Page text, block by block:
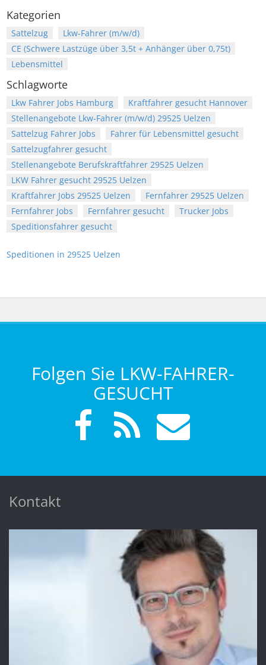
Kategorien
Sattelzug
Lkw-Fahrer (m/w/d)
CE (Schwere Lastzüge über 3,5t + Anhänger über 0,75t)
Lebensmittel
Schlagworte
Lkw Fahrer Jobs Hamburg
Kraftfahrer gesucht Hannover
Stellenangebote Lkw-Fahrer (m/w/d) 29525 Uelzen
Sattelzug Fahrer Jobs
Fahrer für Lebensmittel gesucht
Sattelzugfahrer gesucht
Stellenangebote Berufskraftfahrer 29525 Uelzen
LKW Fahrer gesucht 29525 Uelzen
Kraftfahrer Jobs 29525 Uelzen
Fernfahrer 29525 Uelzen
Fernfahrer Jobs
Fernfahrer gesucht
Trucker Jobs
Speditionsfahrer gesucht
Speditionen in 29525 Uelzen
Folgen Sie LKW-FAHRER-
GESUCHT
Kontakt